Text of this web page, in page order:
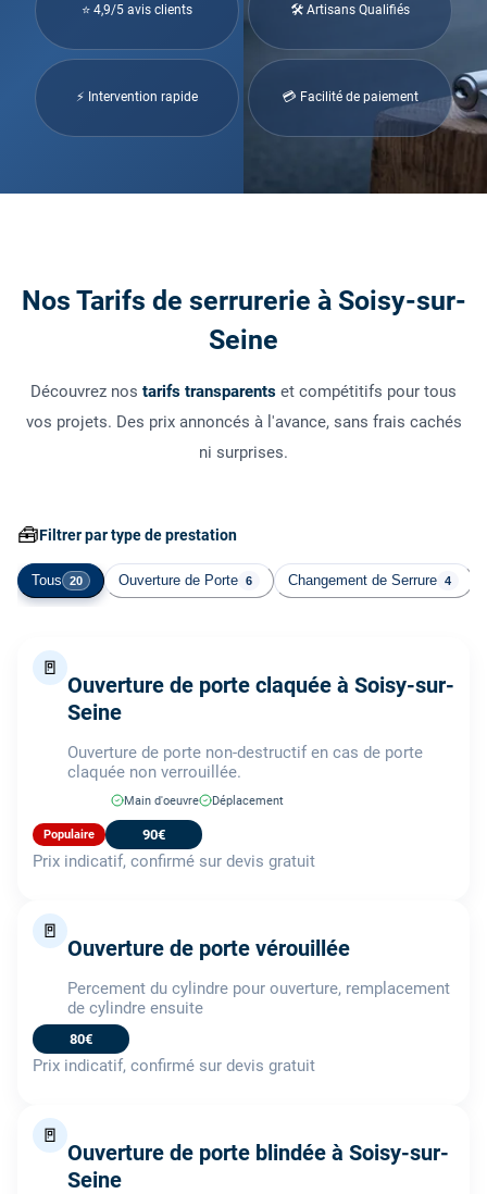
⭐ 4,9/5 avis clients 🛠 Artisans Qualifiés
⚡ Intervention rapide 💳 Facilité de paiement
Nos Tarifs de serrurerie à Soisy-sur-
Seine
Découvrez nos tarifs transparents et compétitifs pour tous
vos projets. Des prix annoncés à l'avance, sans frais cachés
ni surprises.
🧰Filtrer par type de prestation
Tous 20 Ouverture de Porte 6 Changement de Serrure 4
🚪
Ouverture de porte claquée à Soisy-sur-
Seine
Ouverture de porte non-destructif en cas de porte
claquée non verrouillée.
Main d'oeuvre Déplacement
Populaire 90€
Prix indicatif, confirmé sur devis gratuit
🚪
Ouverture de porte vérouillée
Percement du cylindre pour ouverture, remplacement
de cylindre ensuite
80€
Prix indicatif, confirmé sur devis gratuit
🚪
Ouverture de porte blindée à Soisy-sur-
Seine